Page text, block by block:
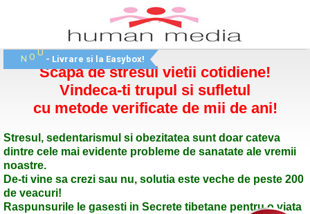
N O U
- Livrare si la Easybox!
Scapa de stresul vietii cotidiene!
Vindeca-ti trupul si sufletul
cu metode verificate de mii de ani!
Stresul, sedentarismul si obezitatea sunt doar cateva
dintre cele mai evidente probleme de sanatate ale vremii
noastre.
De-ti vine sa crezi sau nu, solutia este veche de peste 200
de veacuri!
Raspunsurile le gasesti in Secrete tibetane pentru o viata